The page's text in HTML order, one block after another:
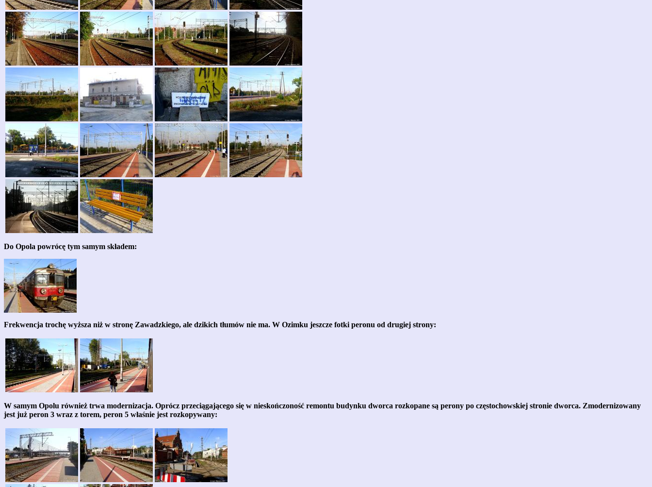
Do Opola powrócę tym samym składem:
Frekwencja trochę wyższa niż w stronę Zawadzkiego, ale dzikich tłumów nie ma. W Ozimku jeszcze fotki peronu od drugiej strony:
W samym Opolu również trwa modernizacja. Oprócz przeciągającego się w nieskończoność remontu budynku dworca rozkopane są perony po częstochowskiej stronie dworca. Zmodernizowany
jest już peron 3 wraz z torem, peron 5 właśnie jest rozkopywany: